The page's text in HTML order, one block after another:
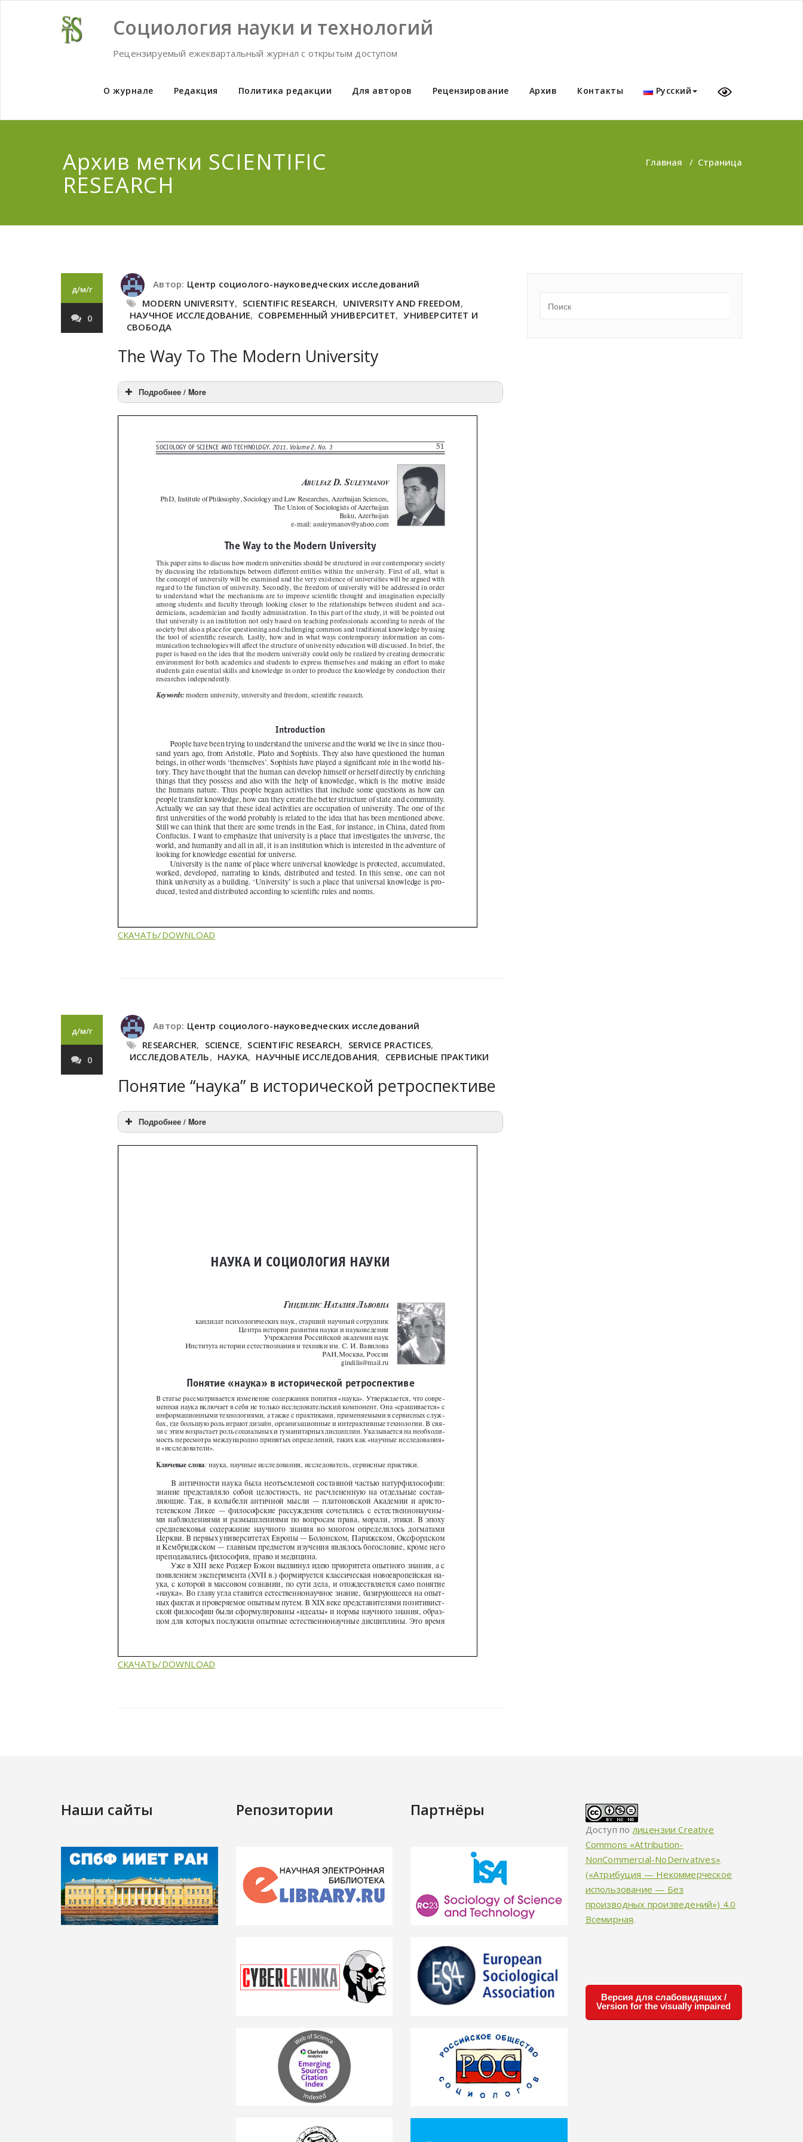
Социология науки и технологий
Рецензируемый ежеквартальный журнал с открытым доступом
О журнале Редакция Политика редакции Для авторов Рецензирование Архив Контакты Русский
Архив метки SCIENTIFIC
RESEARCH
Главная / Страница
д/м/г
0
Автор: Центр социолого-науковедческих исследований
MODERN UNIVERSITY, SCIENTIFIC RESEARCH, UNIVERSITY AND FREEDOM,
НАУЧНОЕ ИССЛЕДОВАНИЕ, СОВРЕМЕННЫЙ УНИВЕРСИТЕТ, УНИВЕРСИТЕТ И
СВОБОДА
The Way To The Modern University
Подробнее / More
СКАЧАТЬ/DOWNLOAD
д/м/г
0
Автор: Центр социолого-науковедческих исследований
RESEARCHER, SCIENCE, SCIENTIFIC RESEARCH, SERVICE PRACTICES,
ИССЛЕДОВАТЕЛЬ, НАУКА, НАУЧНЫЕ ИССЛЕДОВАНИЯ, СЕРВИСНЫЕ ПРАКТИКИ
Понятие “наука” в исторической ретроспективе
Подробнее / More
СКАЧАТЬ/DOWNLOAD
Наши сайты Репозитории Партнёры
Доступ полицензии Creative
Commons «Attribution-
NonCommercial-NoDerivatives»
(«Атрибуция — Некоммерческое
использование — Без
производных произведений») 4.0
Всемирная.
Версия для слабовидящих /
Version for the visually impaired